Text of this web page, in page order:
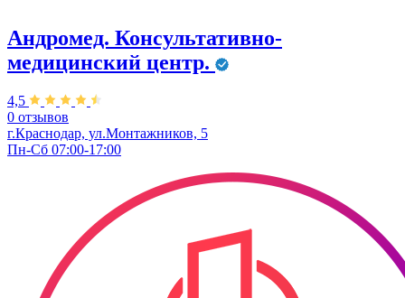
Андромед. Консультативно-
медицинский центр.
4,5
0 отзывов
г.Краснодар, ул.Монтажников, 5
Пн-Сб 07:00-17:00